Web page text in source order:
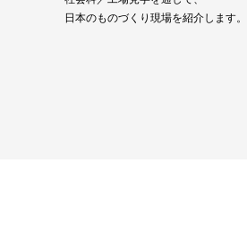
日本のものづくり現場を紹介します。